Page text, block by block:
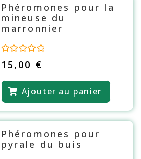
Phéromones pour la
mineuse du
marronnier
o
e
u
r
5
15,00 €
Ajouter au panier
Phéromones pour
pyrale du buis